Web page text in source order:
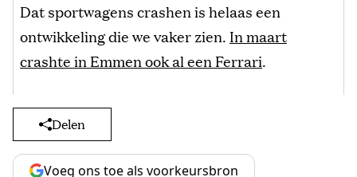
Dat sportwagens crashen is helaas een
ontwikkeling die we vaker zien. In maart
crashte in Emmen ook al een Ferrari.
Delen
Voeg ons toe als voorkeursbron